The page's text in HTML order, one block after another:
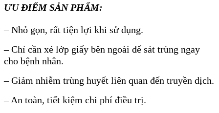
ƯU ĐIỂM SẢN PHẨM:
– Nhỏ gọn, rất tiện lợi khi sử dụng.
– Chỉ cần xé lớp giấy bên ngoài để sát trùng ngay
cho bệnh nhân.
– Giảm nhiễm trùng huyết liên quan đến truyền dịch.
– An toàn, tiết kiệm chi phí điều trị.